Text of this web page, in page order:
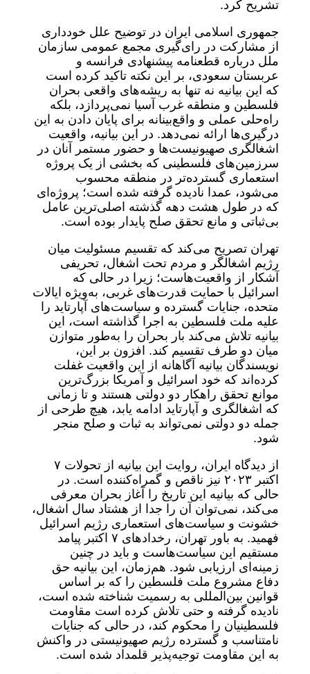
تشریح کرد.
جمهوری اسلامی ایران در توضیح علل خودداری
از مشارکت در رای‌گیری مجمع عمومی سازمان
ملل درباره قطعنامه پیشنهادی فرانسه و
عربستان سعودی، بر این نکته تاکید کرده است
که این بیانیه نه تنها به ریشه‌های واقعی بحران
فلسطین و منطقه غرب آسیا نمی‌پردازد، بلکه
راه‌حلی عملی و واقع‌بینانه برای پایان دادن به این
درگیری‌ها ارائه نمی‌دهد. در این بیانیه، واقعیت
اشغالگری صهیونیست‌ها و حضور مستمر آنان در
سرزمین‌های فلسطینی که بخشی از یک پروژه
استعماری گسترده‌تر در منطقه محسوب
می‌شود، عمدا نادیده گرفته شده است؛ پروژه‌ای
که در طول هشت دهه گذشته اصلی‌ترین عامل
بی‌ثباتی و مانع تحقق صلح پایدار بوده است.
تهران تصریح می‌کند که تقسیم مسئولیت میان
رژیم اشغالگر و مردم تحت اشغال، تحریفی
آشکار از واقعیت‌هاست؛ زیرا در حالی که
اسرائیل با حمایت قدرت‌های غربی، به‌ویژه ایالات
متحده، جنایات گسترده و سیاست‌های آپارتاید را
علیه ملت فلسطین به اجرا گذاشته است، این
بیانیه تلاش می‌کند بار بحران را به‌طور متوازن
میان دو طرف تقسیم کند. افزون بر این،
نویسندگان بیانیه آگاهانه از این واقعیت غفلت
کرده‌اند که خود اسرائیل و آمریکا بزرگ‌ترین
موانع تحقق راهکار دو دولتی هستند و تا زمانی
که اشغالگری و آپارتاید ادامه یابد، هیچ طرحی از
جمله دو دولتی نمی‌تواند به ثبات و صلح منجر
شود.
از دیدگاه ایران، روایت این بیانیه از تحولات ۷
اکتبر ۲۰۲۳ نیز ناقص و گمراه‌کننده است. در
حالی که بیانیه این تاریخ را آغاز بحران معرفی
می‌کند، نمی‌توان آن را جدا از هشتاد سال اشغال،
خشونت و سیاست‌های استعماری رژیم اسرائیل
فهمید. به باور تهران، رخدادهای ۷ اکتبر پیامد
مستقیم این سیاست‌هاست و باید در چنین
زمینه‌ای ارزیابی شود. هم‌زمان، این بیانیه حق
دفاع مشروع ملت فلسطین را که بر اساس
قوانین بین‌المللی به رسمیت شناخته شده است،
نادیده گرفته و حتی تلاش کرده است مقاومت
فلسطینیان را محکوم کند، در حالی که جنایات
نامتناسب و گسترده رژیم صهیونیستی در واکنش
به این مقاومت توجیه‌پذیر قلمداد شده است.